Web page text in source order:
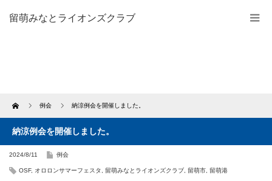
留萌みなとライオンズクラブ
Home 例会 納涼例会を開催しました。
納涼例会を開催しました。
2024/8/11 例会
OSF, オロロンサマーフェスタ 留萌みなとライオンズクラブ 留萌市 留萌港